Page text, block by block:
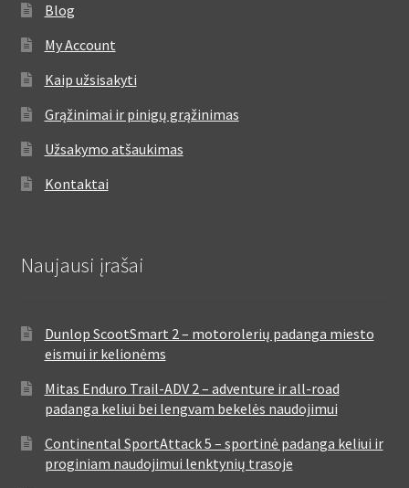
Blog
My Account
Kaip užsisakyti
Grąžinimai ir pinigų grąžinimas
Užsakymo atšaukimas
Kontaktai
Naujausi įrašai
Dunlop ScootSmart 2 – motorolerių padanga miesto
eismui ir kelionėms
Mitas Enduro Trail-ADV 2 – adventure ir all-road
padanga keliui bei lengvam bekelės naudojimui
Continental SportAttack 5 – sportinė padanga keliui ir
proginiam naudojimui lenktynių trasoje